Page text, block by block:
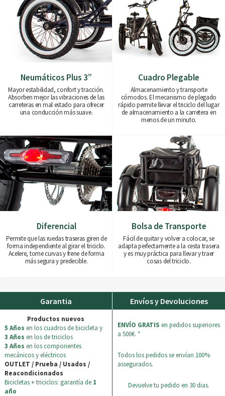
Neumáticos Plus 3”
Mayor estabilidad, confort y tracción.
Absorben mejor las vibraciones de las
carreteras en mal estado para ofrecer
una conducción más suave.
Cuadro Plegable
Almacenamiento y transporte
cómodos. El mecanismo de plegado
rápido permite llevar el triciclo del lugar
de almacenamiento a la carretera en
menos de un minuto.
Diferencial
Permite que las ruedas traseras giren de
forma independiente al girar el triciclo.
Acelere, tome curvas y frene de forma
más segura y predecible.
Bolsa de Transporte
Fácil de quitar y volver a colocar, se
adapta perfectamente a la cesta trasera
y es muy práctica para llevar y traer
cosas del triciclo.
Garantia
Productos nuevos
5 Años en los cuadros de bicicleta y
3 Años en los de triciclos
3 Años en los componentes
mecánicos y eléctricos
OUTLET / Prueba / Usados /
Reacondicionados
Bicicletas + triciclos: garantía de 1
año
Envíos y Devoluciones
ENVÍO GRATIS en pedidos superiores
a 500€. *
Todos los pedidos se envían 100%
assegurados.
Devuelve tu pedido en 30 dias.